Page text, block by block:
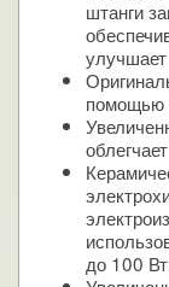
штанги
помощью
до 100